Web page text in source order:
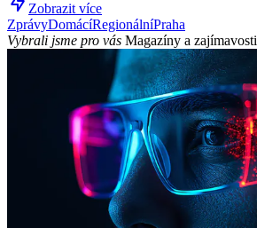
Zobrazit více
ZprávyDomácíRegionálníPraha
Vybrali jsme pro vás Magazíny a zajímavosti